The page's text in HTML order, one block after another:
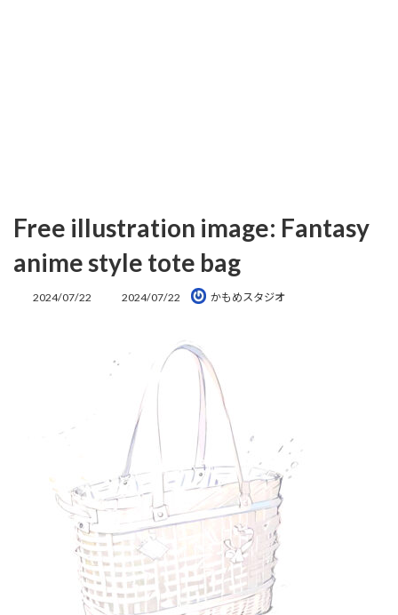
Free illustration image: Fantasy
anime style tote bag
2024/07/22
最
2024/07/22 かもめスタジオ